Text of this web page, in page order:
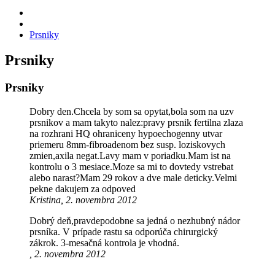
Prsniky
Prsniky
Prsniky
Dobry den.Chcela by som sa opytat,bola som na uzv
prsnikov a mam takyto nalez:pravy prsnik fertilna zlaza
na rozhrani HQ ohraniceny hypoechogenny utvar
priemeru 8mm-fibroadenom bez susp. loziskovych
zmien,axila negat.Lavy mam v poriadku.Mam ist na
kontrolu o 3 mesiace.Moze sa mi to dovtedy vstrebat
alebo narast?Mam 29 rokov a dve male deticky.Velmi
pekne dakujem za odpoved
Kristina, 2. novembra 2012
Dobrý deň,pravdepodobne sa jedná o nezhubný nádor
prsníka. V prípade rastu sa odporúča chirurgický
zákrok. 3-mesačná kontrola je vhodná.
, 2. novembra 2012